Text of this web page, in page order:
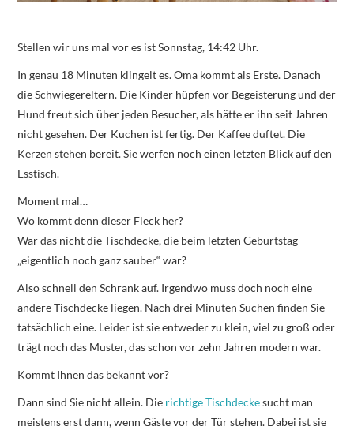
Stellen wir uns mal vor es ist Sonnstag, 14:42 Uhr.
In genau 18 Minuten klingelt es. Oma kommt als Erste. Danach
die Schwiegereltern. Die Kinder hüpfen vor Begeisterung und der
Hund freut sich über jeden Besucher, als hätte er ihn seit Jahren
nicht gesehen. Der Kuchen ist fertig. Der Kaffee duftet. Die
Kerzen stehen bereit. Sie werfen noch einen letzten Blick auf den
Esstisch.
Moment mal…
Wo kommt denn dieser Fleck her?
War das nicht die Tischdecke, die beim letzten Geburtstag
„eigentlich noch ganz sauber“ war?
Also schnell den Schrank auf. Irgendwo muss doch noch eine
andere Tischdecke liegen. Nach drei Minuten Suchen finden Sie
tatsächlich eine. Leider ist sie entweder zu klein, viel zu groß oder
trägt noch das Muster, das schon vor zehn Jahren modern war.
Kommt Ihnen das bekannt vor?
Dann sind Sie nicht allein. Die richtige Tischdeckesucht man
meistens erst dann, wenn Gäste vor der Tür stehen. Dabei ist sie